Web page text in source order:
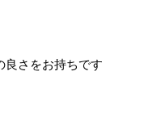
良さをお持ちです